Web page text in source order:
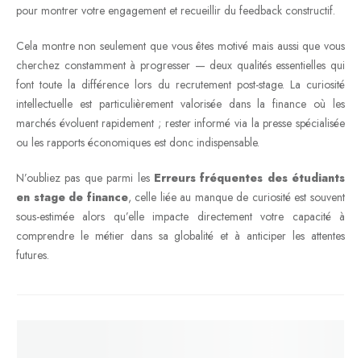
pour montrer votre engagement et recueillir du feedback constructif.
Cela montre non seulement que vous êtes motivé mais aussi que vous
cherchez constamment à progresser — deux qualités essentielles qui
font toute la différence lors du recrutement post-stage. La curiosité
intellectuelle est particulièrement valorisée dans la finance où les
marchés évoluent rapidement ; rester informé via la presse spécialisée
ou les rapports économiques est donc indispensable.
N’oubliez pas que parmi les Erreurs fréquentes des étudiants
en stage de finance, celle liée au manque de curiosité est souvent
sous-estimée alors qu’elle impacte directement votre capacité à
comprendre le métier dans sa globalité et à anticiper les attentes
futures.